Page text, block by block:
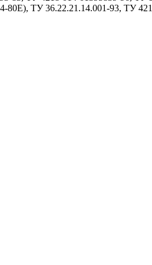
80Е), ТУ 36.22.21.14.001-93, ТУ